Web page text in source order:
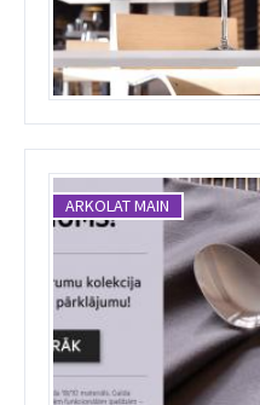
ARKOLAT MAIN